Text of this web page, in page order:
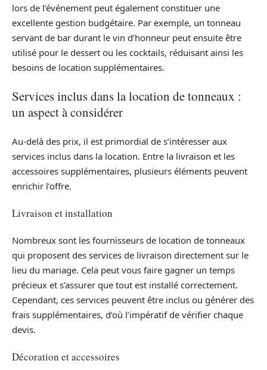
lors de l’événement peut également constituer une
excellente gestion budgétaire. Par exemple, un tonneau
servant de bar durant le vin d’honneur peut ensuite être
utilisé pour le dessert ou les cocktails, réduisant ainsi les
besoins de location supplémentaires.
Services inclus dans la location de tonneaux :
un aspect à considérer
Au-delà des prix, il est primordial de s’intéresser aux
services inclus dans la location. Entre la livraison et les
accessoires supplémentaires, plusieurs éléments peuvent
enrichir l’offre.
Livraison et installation
Nombreux sont les fournisseurs de location de tonneaux
qui proposent des services de livraison directement sur le
lieu du mariage. Cela peut vous faire gagner un temps
précieux et s’assurer que tout est installé correctement.
Cependant, ces services peuvent être inclus ou générer des
frais supplémentaires, d’où l’impératif de vérifier chaque
devis.
Décoration et accessoires